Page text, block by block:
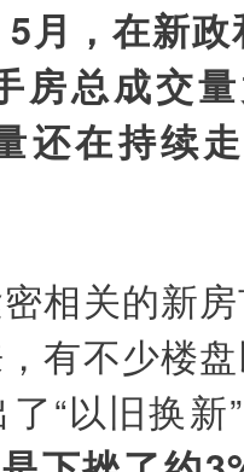
5月，在新
房总成交
还在持续
相关的新
有不少楼
“以旧换新